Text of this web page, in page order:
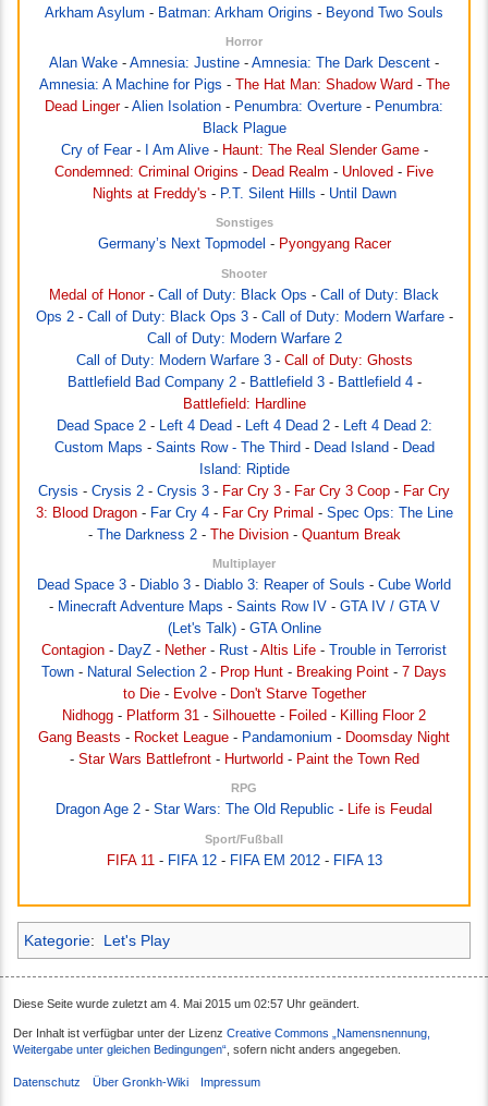
Arkham Asylum - Batman: Arkham Origins - Beyond Two Souls
Horror
Alan Wake - Amnesia: Justine - Amnesia: The Dark Descent -
Amnesia: A Machine for Pigs - The Hat Man: Shadow Ward -
The
Dead Linger- Alien Isolation - Penumbra: Overture - Penumbra:
Black Plague
Cry of Fear- I Am Alive- Haunt: The Real Slender Game-
Condemned: Criminal Origins - Dead Realm - Unloved - Five
Nights at Freddy's - P.T. Silent Hills - Until Dawn
Sonstiges
Germany’s Next Topmodel - Pyongyang Racer
Shooter
Medal of Honor- Call of Duty: Black Ops - Call of Duty: Black
Ops 2- Call of Duty: Black Ops 3- Call of Duty: Modern Warfare-
Call of Duty: Modern Warfare 2
Call of Duty: Modern Warfare 3- Call of Duty: Ghosts
Battlefield Bad Company 2- Battlefield 3- Battlefield 4-
Battlefield: Hardline
Dead Space 2- Left 4 Dead - Left 4 Dead 2-
Left 4 Dead 2:
Custom Maps - Saints Row - The Third - Dead Island - Dead
Island: Riptide
Crysis - Crysis 2 - Crysis 3 - Far Cry 3 - Far Cry 3 Coop - Far Cry
3: Blood Dragon- Far Cry 4- Far Cry Primal - Spec Ops: The Line
- The Darkness 2- The Division- Quantum Break
Multiplayer
Dead Space 3 - Diablo 3 - Diablo 3: Reaper of Souls - Cube World
- Minecraft Adventure Maps - Saints Row IV - GTA IV / GTA V
(Let's Talk)- GTA Online
Contagion - DayZ - Nether- Rust - Altis Life -
Trouble in Terrorist
Town - Natural Selection 2 - Prop Hunt - Breaking Point - 7 Days
to Die- Evolve- Don't Starve Together
Nidhogg - Platform 31 - Silhouette - Foiled - Killing Floor 2
Gang Beasts - Rocket League - Pandamonium - Doomsday Night
- Star Wars Battlefront- Hurtworld - Paint the Town Red
RPG
Dragon Age 2 - Star Wars: The Old Republic - Life is Feudal
Sport/Fußball
FIFA 11 - FIFA 12- FIFA EM 2012- FIFA 13
Kategorie: Let's Play
Diese Seite wurde zuletzt am 4. Mai 2015 um 02:57 Uhr geändert.
Der Inhalt ist verfügbar unter der Lizenz Creative Commons „Namensnennung,
Weitergabe unter gleichen Bedingungen“ , sofern nicht anders angegeben.
Datenschutz Über Gronkh-Wiki Impressum